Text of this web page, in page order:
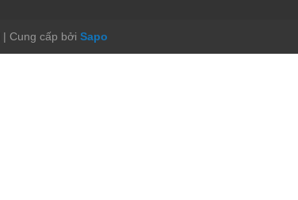
| Cung cấp bởi Sapo